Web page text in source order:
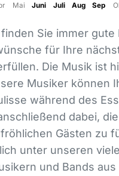
Mai Juni Juli Aug Sep
Sie immer gute
für Ihre
Die Musik ist
Musiker können
während des
dabei, die
Gästen zu
unter unseren
und Bands aus